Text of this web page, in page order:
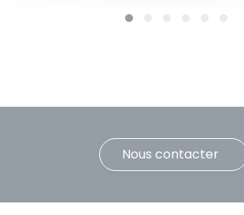
Nous contacter